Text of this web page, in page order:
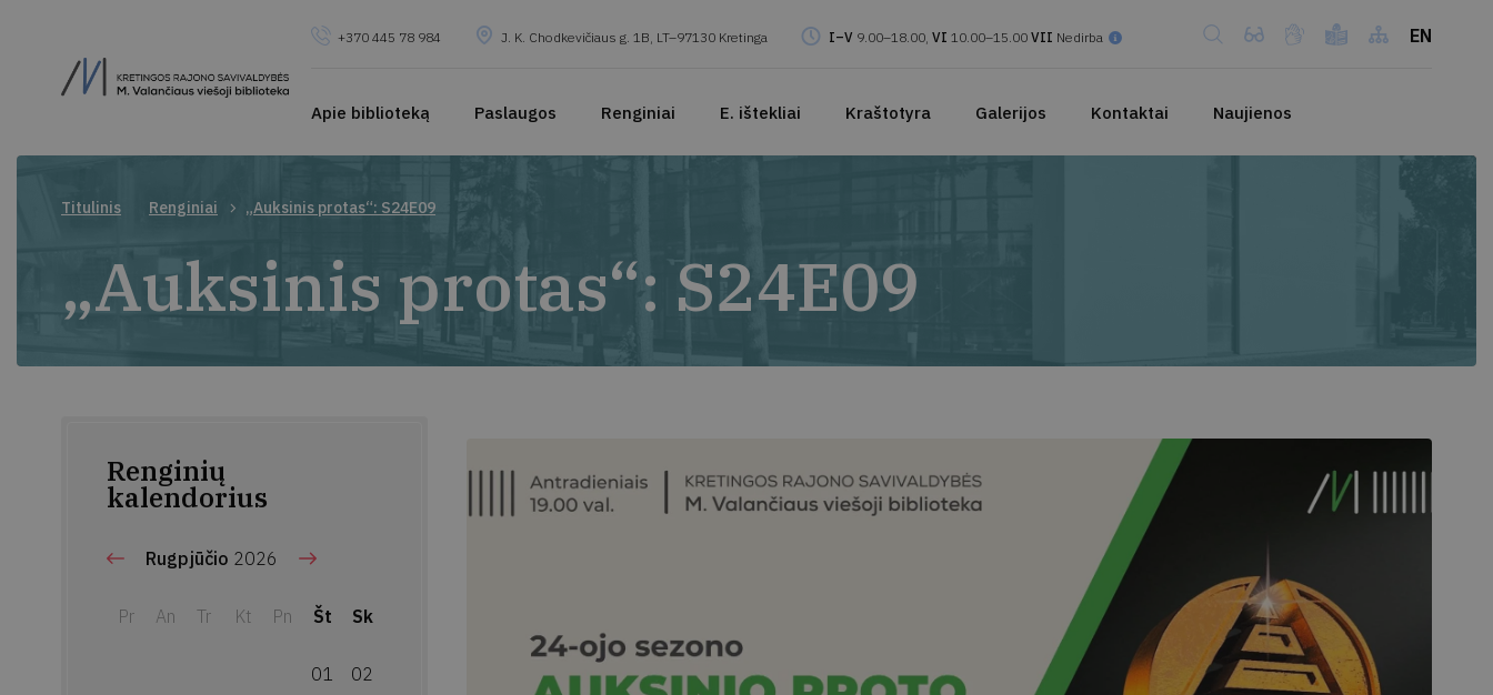
+370 445 78 984 J. K. Chodkevičiaus g. 1B, LT–97130 Kretinga I–V 9.00–18.00, VI 10.00–15.00 VII Nedirba EN
Apie biblioteką Paslaugos Renginiai E. ištekliai Kraštotyra Galerijos Kontaktai Naujienos
Titulinis Renginiai „Auksinis protas“: S24E09
„Auksinis protas“: S24E09
Renginių
kalendorius
Rugpjūčio 2026
Pr An Tr Kt Pn Št Sk
01 02